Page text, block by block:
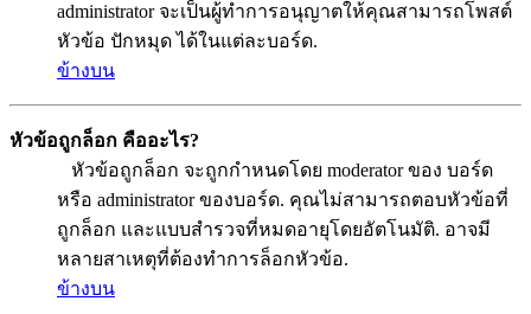
administrator จะเป็นผู้ทำการอนุญาตให้คุณสามารถโพสต์
หัวข้อ ปักหมุด ได้ในแต่ละบอร์ด.
ข้างบน
หัวข้อถูกล็อก คืออะไร?
หัวข้อถูกล็อก จะถูกกำหนดโดย moderator ของ บอร์ด
หรือ administrator ของบอร์ด. คุณไม่สามารถตอบหัวข้อที่
ถูกล็อก และแบบสำรวจที่หมดอายุโดยอัตโนมัติ. อาจมี
หลายสาเหตุที่ต้องทำการล็อกหัวข้อ.
ข้างบน